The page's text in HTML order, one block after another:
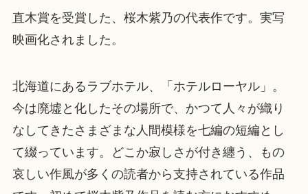
直木賞を受賞した、桜木紫乃の代表作です。実写
映画化されました。
北海道にあるラブホテル、「ホテルローヤル」。
今は廃墟と化したその場所で、かつて人々が織り
なしてきたさまざまな人間模様を七編の短編とし
て綴っています。どこか寂しさが付き纏う、もの
哀しい作風が多くの読者から支持されている作品